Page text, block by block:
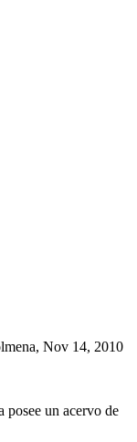
, Nov 14, 2010
un acervo de